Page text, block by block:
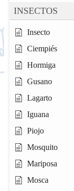
INSECTOS
Insecto
Ciempiés
Hormiga
Gusano
Lagarto
Iguana
Piojo
Mosquito
Mariposa
Mosca